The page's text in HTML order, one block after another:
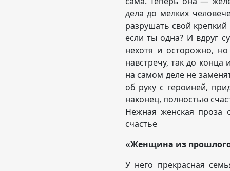
дела до мелких
разрушать свой
если ты одна? И вдруг
нехотя и осторожно,
навстречу, так до
на самом деле не
об руку с героиней,
наконец, полностью
Нежная женская
счастье
«Женщина из
У него прекрасная